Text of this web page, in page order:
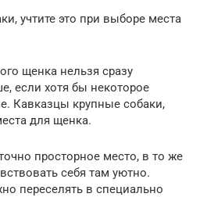
учтите это при выборе места
щенка нельзя сразу
если хотя бы некоторое
Кавказцы крупные собаки,
для щенка.
просторное место, в то же
себя там уютно.
переселять в специально